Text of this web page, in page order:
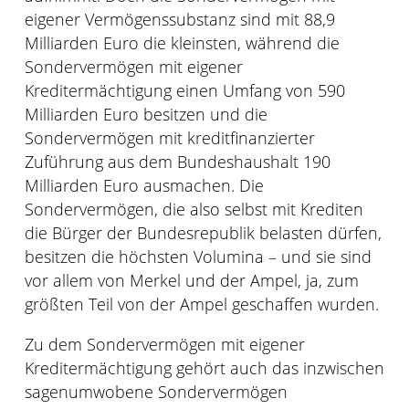
eigener Vermögenssubstanz sind mit 88,9
Milliarden Euro die kleinsten, während die
Sondervermögen mit eigener
Kreditermächtigung einen Umfang von 590
Milliarden Euro besitzen und die
Sondervermögen mit kreditfinanzierter
Zuführung aus dem Bundeshaushalt 190
Milliarden Euro ausmachen. Die
Sondervermögen, die also selbst mit Krediten
die Bürger der Bundesrepublik belasten dürfen,
besitzen die höchsten Volumina – und sie sind
vor allem von Merkel und der Ampel, ja, zum
größten Teil von der Ampel geschaffen wurden.
Zu dem Sondervermögen mit eigener
Kreditermächtigung gehört auch das inzwischen
sagenumwobene Sondervermögen